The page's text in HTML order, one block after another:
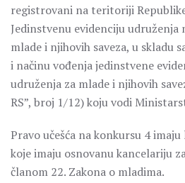
registrovani na teritoriji
Jedinstvenu evidenciju udruženja
mlade i njihovih saveza, u skladu
i načinu vođenja jedinstvene
udruženja za mlade i njihovih
RS”, broj 1/12) koju vodi
Pravo učešća na konkursu 4
koje imaju osnovanu kancelariju
članom 22. Zakona o mladima.